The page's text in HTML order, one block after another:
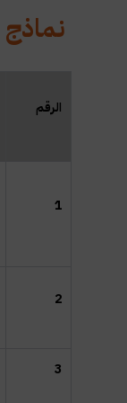
نماذج
الرقم
1
2
3